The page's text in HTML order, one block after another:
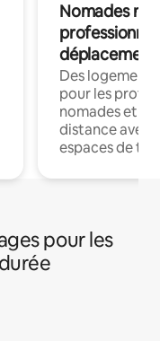
Nomades
déplacement
Des
pour les
nomades et
distance avec
espaces de
pour les